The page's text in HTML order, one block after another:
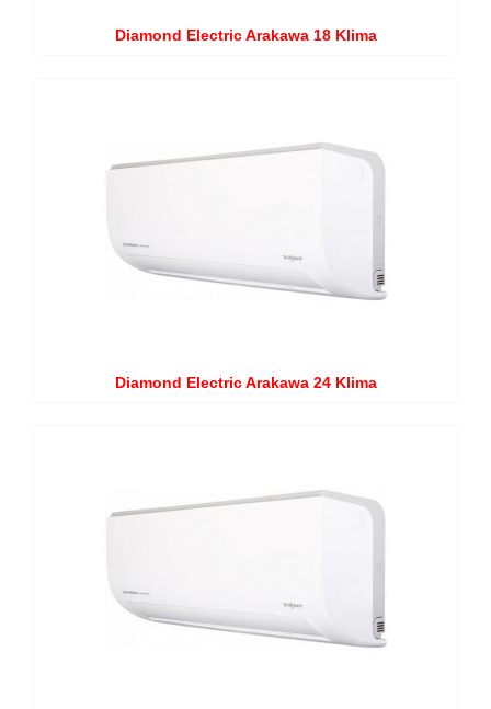
Diamond Electric Arakawa 18 Klima
Diamond Electric Arakawa 24 Klima